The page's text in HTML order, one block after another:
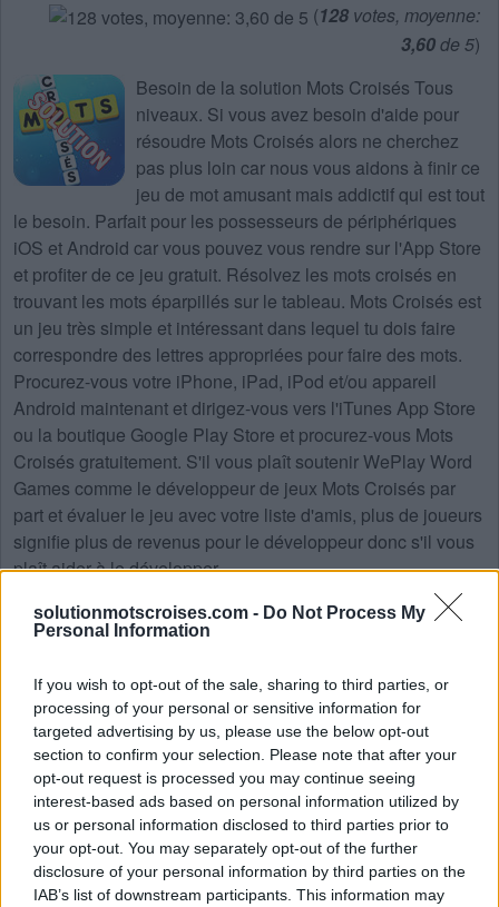
solutionmotscroises.com - Do Not Process My
Personal Information
If you wish to opt-out of the sale, sharing to third parties, or
processing of your personal or sensitive information for
targeted advertising by us, please use the below opt-out
section to confirm your selection. Please note that after your
opt-out request is processed you may continue seeing
interest-based ads based on personal information utilized by
us or personal information disclosed to third parties prior to
your opt-out. You may separately opt-out of the further
disclosure of your personal information by third parties on the
IAB’s list of downstream participants. This information may
(128 votes, moyenne:
3,60de 5)
Besoin de la solution Mots Croisés Tous
niveaux. Si vous avez besoin d'aide pour
résoudre Mots Croisés alors ne cherchez
pas plus loin car nous vous aidons à finir ce
jeu de mot amusant mais addictif qui est tout
le besoin. Parfait pour les possesseurs de périphériques
iOS et Android car vous pouvez vous rendre sur l'App Store
et profiter de ce jeu gratuit. Résolvez les mots croisés en
trouvant les mots éparpillés sur le tableau. Mots Croisés est
un jeu très simple et intéressant dans lequel tu dois faire
correspondre des lettres appropriées pour faire des mots.
Procurez-vous votre iPhone, iPad, iPod et/ou appareil
Android maintenant et dirigez-vous vers l'iTunes App Store
ou la boutique Google Play Store et procurez-vous Mots
Croisés gratuitement. S'il vous plaît soutenir WePlay Word
Games comme le développeur de jeux Mots Croisés par
part et évaluer le jeu avec votre liste d'amis, plus de joueurs
signifie plus de revenus pour le développeur donc s'il vous
plaît aider à le développer.